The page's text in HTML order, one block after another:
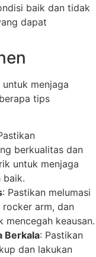
baik dan tidak
dapat
menjaga
tips
berkualitas dan
untuk menjaga
baik.
: Pastikan melumasi
arm, dan
keausan.
Berkala: Pastikan
dan lakukan